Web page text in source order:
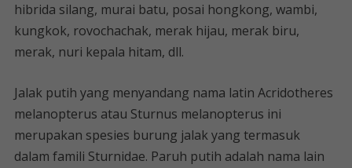
hibrida silang, murai batu, posai hongkong, wambi,
kungkok, rovochachak, merak hijau, merak biru,
merak, nuri kepala hitam, dll.
Jalak putih yang menyandang nama latin Acridotheres
melanopterus atau Sturnus melanopterus ini
merupakan spesies burung jalak yang termasuk
dalam famili Sturnidae. Paruh putih adalah nama lain